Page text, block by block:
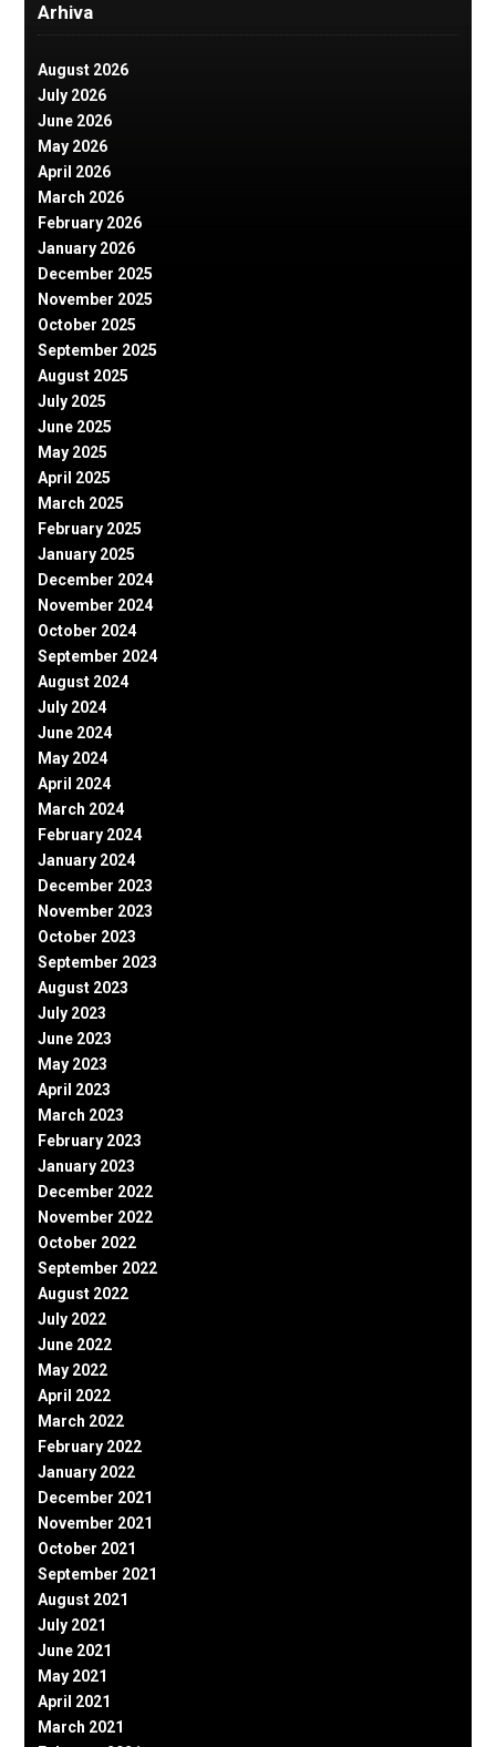
Arhiva
August 2026
July 2026
June 2026
May 2026
April 2026
March 2026
February 2026
January 2026
December 2025
November 2025
October 2025
September 2025
August 2025
July 2025
June 2025
May 2025
April 2025
March 2025
February 2025
January 2025
December 2024
November 2024
October 2024
September 2024
August 2024
July 2024
June 2024
May 2024
April 2024
March 2024
February 2024
January 2024
December 2023
November 2023
October 2023
September 2023
August 2023
July 2023
June 2023
May 2023
April 2023
March 2023
February 2023
January 2023
December 2022
November 2022
October 2022
September 2022
August 2022
July 2022
June 2022
May 2022
April 2022
March 2022
February 2022
January 2022
December 2021
November 2021
October 2021
September 2021
August 2021
July 2021
June 2021
May 2021
April 2021
March 2021